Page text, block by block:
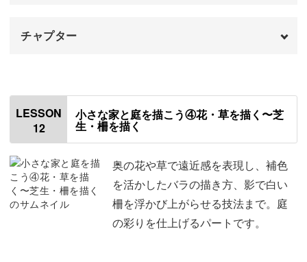
チャプター
窓やドアを描く
木を描く
LESSON
12
小さな家と庭を描こう④花・草を描く〜芝
生・柵を描く
奥の花や草で遠近感を表現し、補色
を活かしたバラの描き方、影で白い
柵を浮かび上がらせる技法まで。庭
の彩りを仕上げるパートです。